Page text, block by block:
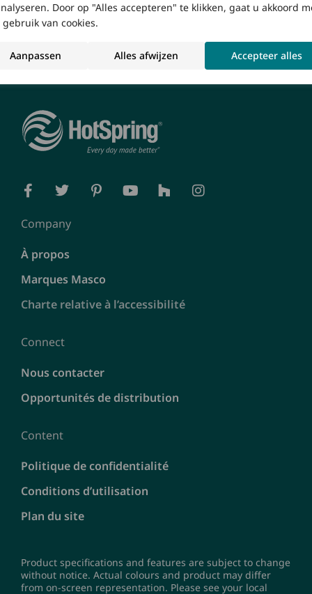
Door op "Alles accepteren" te klikken, gaat u akkoord
gebruik van cookies.
Aanpassen Alles afwijzen Accepteer alles
Obtenir la brochure
Company
À propos
Marques Masco
Charte relative à l’accessibilité
Connect
Nous contacter
Opportunités de distribution
Content
Politique de confidentialité
Conditions d’utilisation
Plan du site
Product specifications and features are subject to change
without notice. Actual colours and product may differ
from on-screen representation. Please see your local